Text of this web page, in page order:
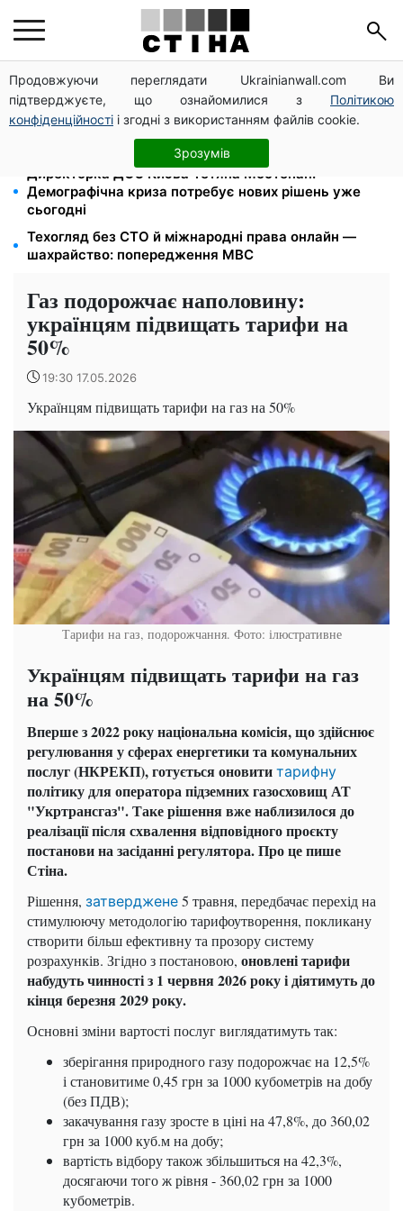
Продовжуючи переглядати Ukrainianwall.com Ви
підтверджуєте, що ознайомилися з Політикою
конфіденційності і згодні з використанням файлів cookie.
Зрозумів
Працюєте повний день — отримуйте єЯсла: ПФУ
пояснив умови допомоги на дитину 1-3 роки
Кешбек до 40% на Netflix та YouTube: Ощадбанк і
Mastercard запустили акцію до кінця жовтня
Директорка ДОЗ Києва Тетяна Мостепан:
Демографічна криза потребує нових рішень уже
сьогодні
Техогляд без СТО й міжнародні права онлайн —
шахрайство: попередження МВС
Газ подорожчає наполовину:
українцям підвищать тарифи на
50%
19:30 17.05.2026
Українцям підвищать тарифи на газ на 50%
Тарифи на газ, подорожчання. Фото: ілюстративне
Українцям підвищать тарифи на газ
на 50%
Вперше з 2022 року національна комісія, що здійснює
регулювання у сферах енергетики та комунальних
послуг (НКРЕКП), готується оновити тарифну
політику для оператора підземних газосховищ АТ
"Укртрансгаз". Таке рішення вже наблизилося до
реалізації після схвалення відповідного проєкту
постанови на засіданні регулятора. Про це пише
Стіна.
Рішення, затверджене 5 травня, передбачає перехід на
стимулюючу методологію тарифоутворення, покликану
створити більш ефективну та прозору систему
розрахунків. Згідно з постановою, оновлені тарифи
набудуть чинності з 1 червня 2026 року і діятимуть до
кінця березня 2029 року.
Основні зміни вартості послуг виглядатимуть так:
зберігання природного газу подорожчає на 12,5%
і становитиме 0,45 грн за 1000 кубометрів на добу
(без ПДВ);
закачування газу зросте в ціні на 47,8%, до 360,02
грн за 1000 куб.м на добу;
вартість відбору також збільшиться на 42,3%,
досягаючи того ж рівня - 360,02 грн за 1000
кубометрів.